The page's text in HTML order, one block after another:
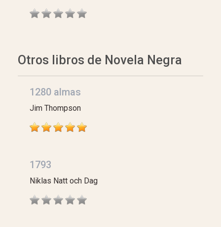
Otros libros de Novela Negra
1280 almas
Jim Thompson
1793
Niklas Natt och Dag